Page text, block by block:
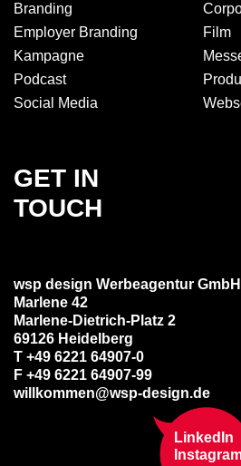
GET IN
TOUCH
wsp design Werbeagentur GmbH
Marlene 42
Marlene-Dietrich-Platz 2
69126 Heidelberg
T +49 6221 64907-0
F +49 6221 64907-99
willkommen@wsp-design.de
LinkedIn
Branding
Employer Branding
Film
Kampagne
Podcast
Social Media